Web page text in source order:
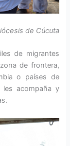
de Cúcuta
de migrantes
de frontera,
o países de
les acompaña y